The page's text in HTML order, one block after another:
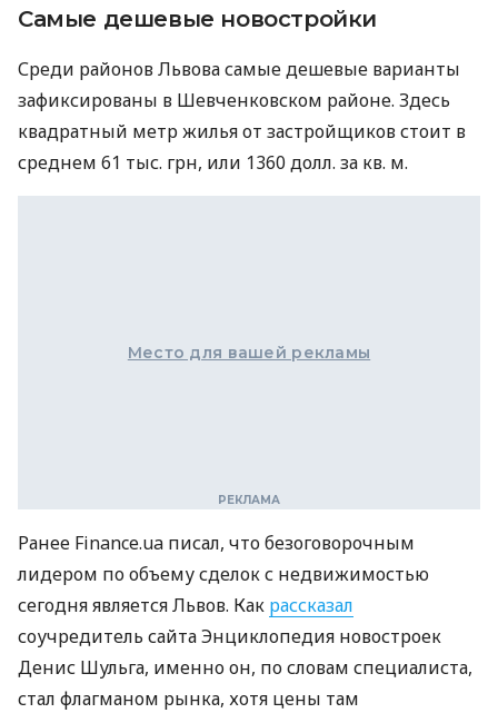
Самые дешевые новостройки
Среди районов Львова самые дешевые варианты
зафиксированы в Шевченковском районе. Здесь
квадратный метр жилья от застройщиков стоит в
среднем 61 тыс. грн, или 1360 долл. за кв. м.
Место для вашей рекламы
Ранее Finance.ua писал, что безоговорочным
лидером по объему сделок с недвижимостью
сегодня является Львов. Как рассказал
соучредитель сайта Энциклопедия новостроек
Денис Шульга, именно он, по словам специалиста,
стал флагманом рынка, хотя цены там